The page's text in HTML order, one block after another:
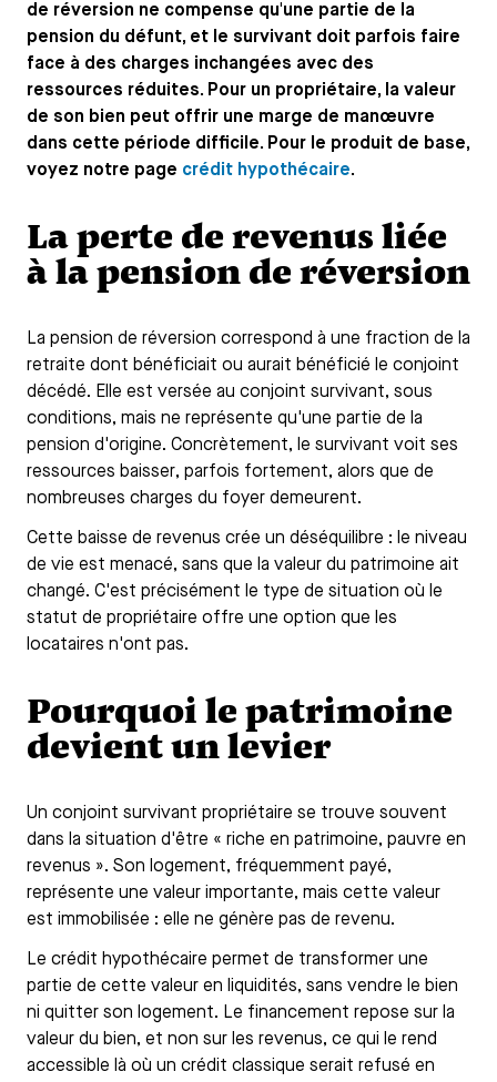
de réversion ne compense qu'une partie de la
pension du défunt, et le survivant doit parfois faire
face à des charges inchangées avec des
ressources réduites. Pour un propriétaire, la valeur
de son bien peut offrir une marge de manœuvre
dans cette période difficile. Pour le produit de base,
voyez notre page crédit hypothécaire.
La perte de revenus liée
à la pension de réversion
La pension de réversion correspond à une fraction de la
retraite dont bénéficiait ou aurait bénéficié le conjoint
décédé. Elle est versée au conjoint survivant, sous
conditions, mais ne représente qu'une partie de la
pension d'origine. Concrètement, le survivant voit ses
ressources baisser, parfois fortement, alors que de
nombreuses charges du foyer demeurent.
Cette baisse de revenus crée un déséquilibre : le niveau
de vie est menacé, sans que la valeur du patrimoine ait
changé. C'est précisément le type de situation où le
statut de propriétaire offre une option que les
locataires n'ont pas.
Pourquoi le patrimoine
devient un levier
Un conjoint survivant propriétaire se trouve souvent
dans la situation d'être « riche en patrimoine, pauvre en
revenus ». Son logement, fréquemment payé,
représente une valeur importante, mais cette valeur
est immobilisée : elle ne génère pas de revenu.
Le crédit hypothécaire permet de transformer une
partie de cette valeur en liquidités, sans vendre le bien
ni quitter son logement. Le financement repose sur la
valeur du bien, et non sur les revenus, ce qui le rend
accessible là où un crédit classique serait refusé en